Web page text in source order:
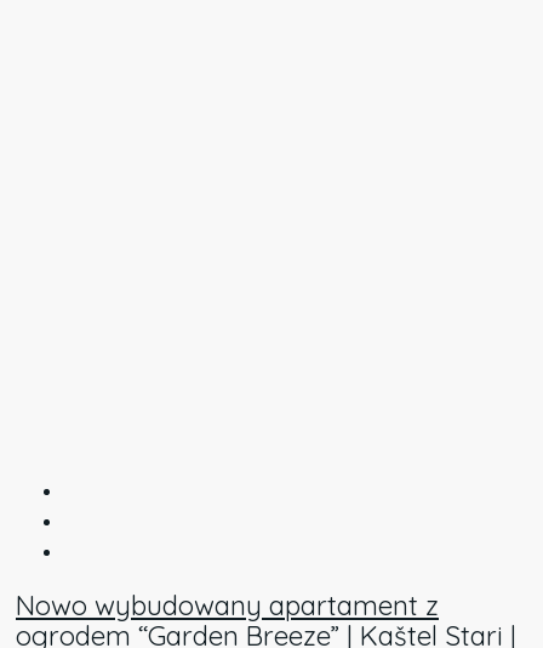
Nowo wybudowany apartament z
ogrodem “Garden Breeze” | Kaštel Stari |